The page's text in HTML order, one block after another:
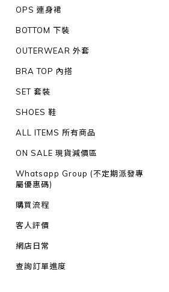
OPS 連身裙
BOTTOM 下裝
OUTERWEAR 外套
BRA TOP 內搭
SET 套裝
SHOES 鞋
ALL ITEMS 所有商品
ON SALE 現貨減價區
Whatsapp Group (不定期派發專
屬優惠碼)
購買流程
客人評價
網店日常
查詢訂單進度